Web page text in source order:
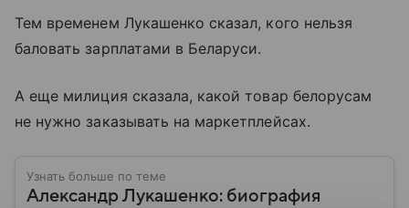
Тем временем Лукашенко сказал, кого нельзя
баловать зарплатами в Беларуси.
А еще милиция сказала, какой товар белорусам
не нужно заказывать на маркетплейсах.
Узнать больше по теме
Александр Лукашенко: биография